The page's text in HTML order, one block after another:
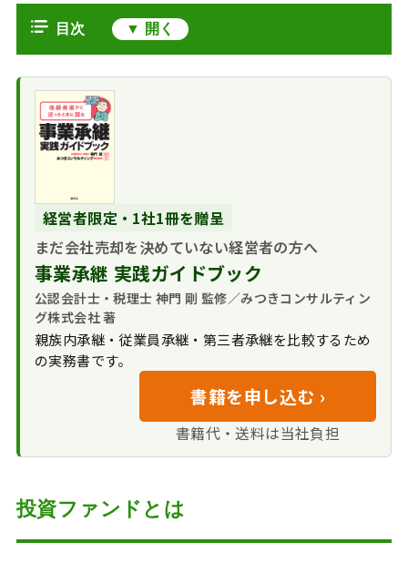
目次
投資ファンドの種類
企業再生ファンド
ベンチャーキャピ
タル（VC）
ファンドの投資対象となる会社
ァンドの選定
ファンドへのM&Aのメリット・デメ
ファンドに会社売
ファンドに会社売
却するデメリット
ファンドへのM&Aに向けた準備と交
渉のポイント
投資対象となるか
の事前検討
定とファンド選定
を提案されたら
M&A交渉プロセス
の理解と専門家の活用
PEファンドによるM&A投資事例
2025年のファンド
まとめ｜M&Aでファンドに会社売却
経営者限定・1社1冊を贈呈
まだ会社売却を決めていない経営者の方へ
事業承継 実践ガイドブック
公認会計士・税理士 神門 剛 監修／みつきコンサルティン
グ株式会社 著
親族内承継・従業員承継・第三者承継を比較するため
の実務書です。
書籍を申し込む ›
書籍代・送料は当社負担
投資ファンドとは